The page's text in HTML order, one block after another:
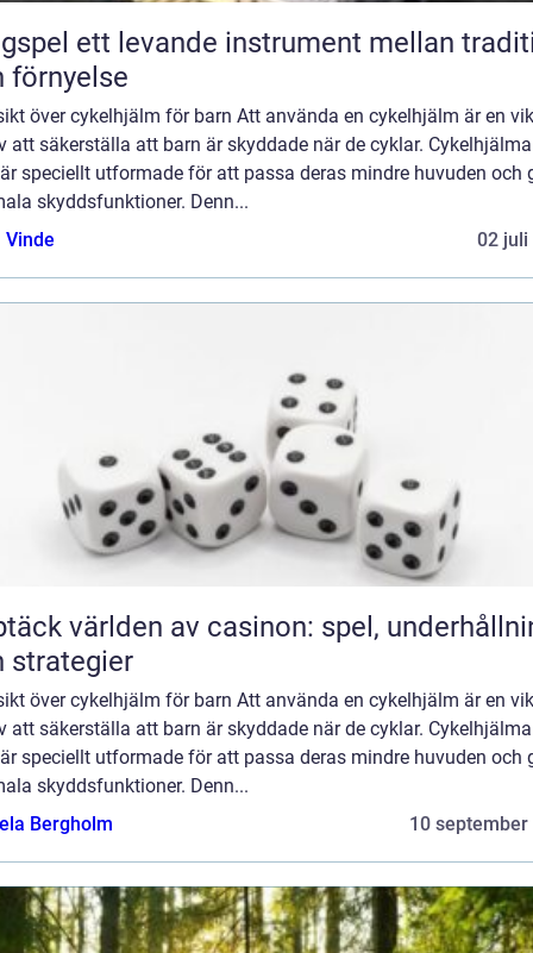
mellan tradition
förnyelse
över cykelhjälm för barn Att använda en cykelhjälm är en
att säkerställa att barn är skyddade när de cyklar.
speciellt utformade för att passa deras mindre huvuden och
skyddsfunktioner. Denn...
Vinde
02 juli
världen av casinon: spel,
strategier
över cykelhjälm för barn Att använda en cykelhjälm är en
att säkerställa att barn är skyddade när de cyklar.
speciellt utformade för att passa deras mindre huvuden och
skyddsfunktioner. Denn...
Bergholm
10 september